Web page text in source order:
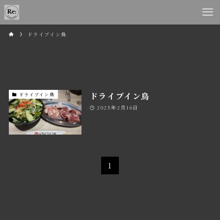
ドライブイン鳥
ドライブイン鳥 ドライブイン鳥
2025年2月16日
1